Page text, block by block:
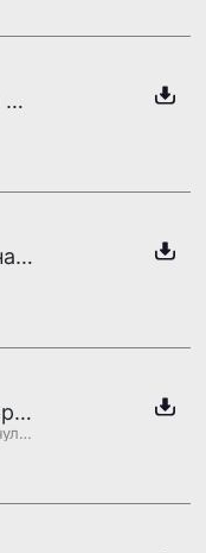
Мөнгөн хонхны баярын мэнд хүргэе (эм)
Үүрдийн үүрд нандигнаж яваарай
Эр цэргийн баярын мэндийг хүргэе
Нэвтрүүлэгч Ч.Идэрчулуун